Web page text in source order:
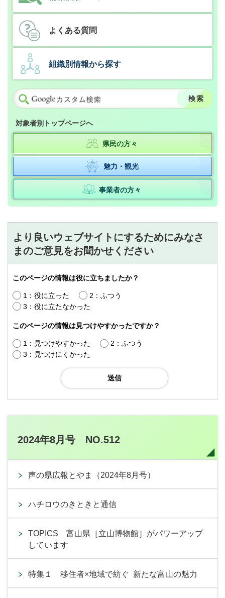
よくある質問
組織別情報から探す
対象者別トップページへ
県民の方々
魅力・観光
事業者の方々
より良いウェブサイトにするためにみなさ
まのご意見をお聞かせください
このページの情報は役に立ちましたか？
1：役に立った
2：ふつう
3：役に立たなかった
このページの情報は見つけやすかったですか？
1：見つけやすかった
2：ふつう
3：見つけにくかった
2024年8月号 NO.512
声の県広報とやま（2024年8月号）
ハチロウのきときと通信
TOPICS 富山県［立山博物館］がパワーアップ
しています
特集１ 移住者×地域で紡ぐ 新たな富山の魅力